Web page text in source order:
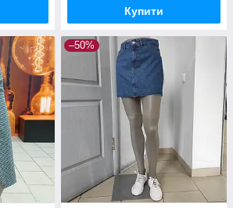
Купити
–50%